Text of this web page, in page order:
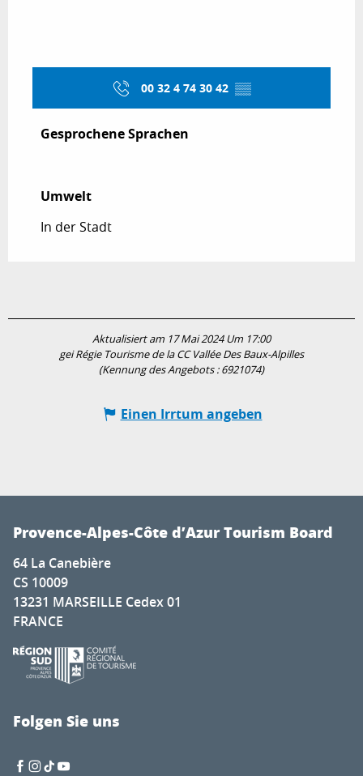
00 32 4 74 30 42 ▒▒
Gesprochene Sprachen
Gesprochene Sprachen
Umwelt
Umwelt
In der Stadt
Aktualisiert am 17 Mai 2024 Um 17:00
gei Régie Tourisme de la CC Vallée Des Baux-Alpilles
(Kennung des Angebots :6921074)
Einen Irrtum angeben
Provence-Alpes-Côte d’Azur Tourism Board
64 La Canebière
CS 10009
13231 MARSEILLE Cedex 01
FRANCE
Folgen Sie uns